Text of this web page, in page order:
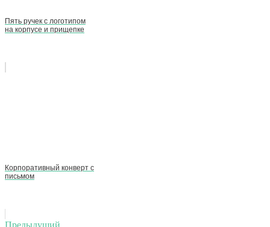
Пять ручек с логотипом
на корпусе и прищепке
Корпоративный конверт с
письмом
Предыдущий